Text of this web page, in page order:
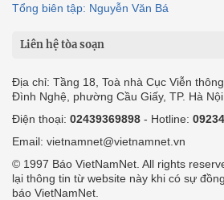
Tổng biên tập: Nguyễn Văn Bá
Liên hệ tòa soạn
Địa chỉ: Tầng 18, Toà nhà Cục Viễn
Đình Nghệ, phường Cầu Giấy, TP. Hà Nội.
Điện thoại: 02439369898 - Hotline:
Email: vietnamnet@vietnamnet.vn
© 1997 Báo VietNamNet. All rights
lại thông tin từ website này khi có sự
báo VietNamNet.